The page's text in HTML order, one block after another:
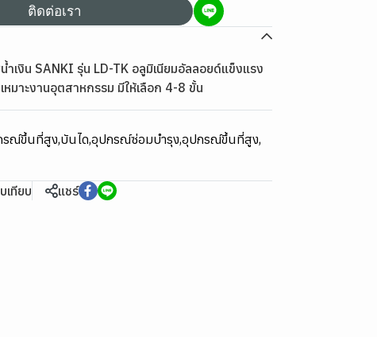
ติดต่อเรา
ำเงิน SANKI รุ่น LD-TK อลูมิเนียมอัลลอยด์แข็งแรง
มาะงานอุตสาหกรรม มีให้เลือก 4-8 ขั้น
รณ์ขึ้นที่สูง,บันได,อุปกรณ์ซ่อมบำรุง,อุปกรณ์ขึ้นที่สูง,
เทียบ แชร์